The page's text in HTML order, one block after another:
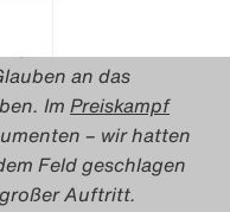
Intendant
an das
Im Preiskampf
– wir hatten
Feld geschlagen
Auftritt.